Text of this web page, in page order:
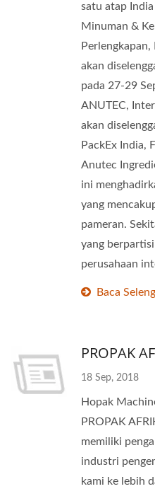
satu atap
Minuman &
akan
pada 27-29
ANUTEC,
akan
PackEx India,
Anutec
ini
yang
pameran.
yang
perusahaan
Baca
PROPAK
18 Sep, 2018
Hopak
PROPAK
memiliki
industri
kami ke lebih